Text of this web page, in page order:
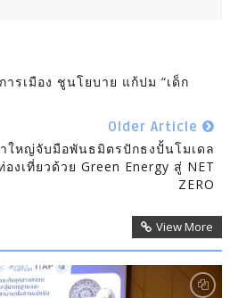
รเมือง ชูนโยบาย แก้ปม “เด็ก
Older Article
ใหญ่จับมือพันธมิตรปักธงปั้นโมเดล
งเที่ยวด้วย Green Energy สู่ NET
ZERO
View More